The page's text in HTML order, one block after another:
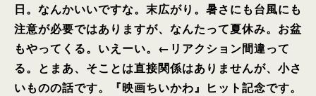
日。なんかいいですな。末広がり。暑さにも台風にも
注意が必要ではありますが、なんたって夏休み。お盆
もやってくる。いえーい。←リアクション間違って
る。とまあ、そことは直接関係はありませんが、小さ
いものの話です。『映画ちいかわ』ヒット記念です。